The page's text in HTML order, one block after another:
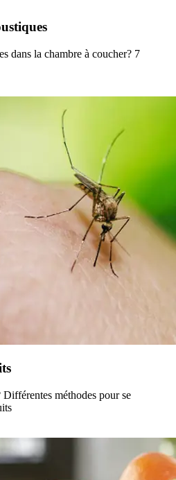
dans la chambre à coucher? 7
méthodes pour se